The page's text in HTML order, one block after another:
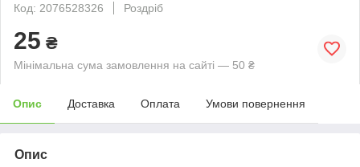
Код: 2076528326
Роздріб
25 ₴
Мінімальна сума замовлення на сайті — 50 ₴
Опис Доставка Оплата Умови повернення
Опис